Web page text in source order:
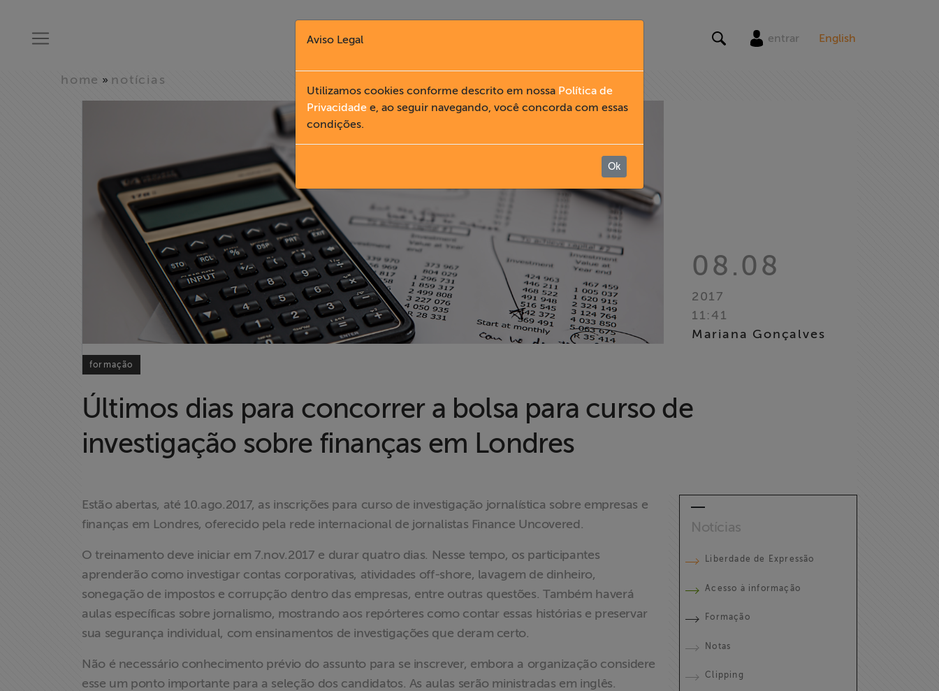
Proteção Legal
Documentários
entrar English
home » notícias
08.08
2017
11:41
Mariana Gonçalves
formação
Últimos dias para concorrer a bolsa para curso de
investigação sobre finanças em Londres
Estão abertas, até 10.ago.2017, as inscrições para curso de investigação jornalística sobre empresas e
finanças em Londres, oferecido pela rede internacional de jornalistas Finance Uncovered.
O treinamento deve iniciar em 7.nov.2017 e durar quatro dias. Nesse tempo, os participantes
aprenderão como investigar contas corporativas, atividades off-shore, lavagem de dinheiro,
sonegação de impostos e corrupção dentro das empresas, entre outras questões. Também haverá
aulas específicas sobre jornalismo, mostrando aos repórteres como contar essas histórias e preservar
sua segurança individual, com ensinamentos de investigações que deram certo.
Não é necessário conhecimento prévio do assunto para se inscrever, embora a organização considere
esse um ponto importante para a seleção dos candidatos. As aulas serão ministradas em inglês.
Notícias
Liberdade de Expressão
Acesso à informação
Formação
Notas
Clipping
Aviso Legal
Utilizamos cookies conforme descrito em nossa Política de
Privacidade e, ao seguir navegando, você concorda com essas
condições.
Ok